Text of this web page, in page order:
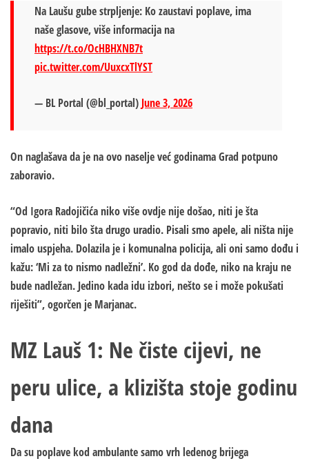
Na Laušu gube strpljenje: Ko zaustavi poplave, ima
naše glasove, više informacija na
https://t.co/OcHBHXNB7t
pic.twitter.com/UuxcxTlYST
— BL Portal (@bl_portal) June 3, 2026
On naglašava da je na ovo naselje već godinama Grad potpuno
zaboravio.
“Od Igora Radojičića niko više ovdje nije došao, niti je šta
popravio, niti bilo šta drugo uradio. Pisali smo apele, ali ništa nije
imalo uspjeha. Dolazila je i komunalna policija, ali oni samo dođu i
kažu: ‘Mi za to nismo nadležni’. Ko god da dođe, niko na kraju ne
bude nadležan. Jedino kada idu izbori, nešto se i može pokušati
riješiti”, ogorčen je Marjanac.
MZ Lauš 1: Ne čiste cijevi, ne
peru ulice, a klizišta stoje godinu
dana
Da su poplave kod ambulante samo vrh ledenog brijega